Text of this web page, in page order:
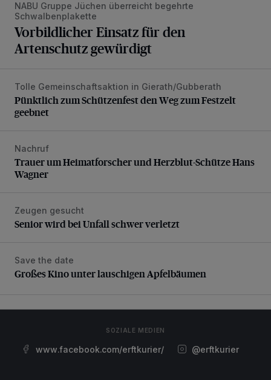
NABU Gruppe Jüchen überreicht begehrte
Schwalbenplakette
Vorbildlicher Einsatz für den
Artenschutz gewürdigt
Pünktlich zum Schützenfest den Weg zum Festzelt
Tolle Gemeinschaftsaktion in Gierath/Gubberath
Pünktlich zum Schützenfest den Weg zum Festzelt
geebnet
Trauer um Heimatforscher und Herzblut-Schütze Hans
Nachruf
Trauer um Heimatforscher und Herzblut-Schütze Hans
Wagner
Senior wird bei Unfall schwer verletzt
Zeugen gesucht
Senior wird bei Unfall schwer verletzt
Großes Kino unter lauschigen Apfelbäumen
Save the date
Großes Kino unter lauschigen Apfelbäumen
SOZIALE MEDIEN
www.facebook.com/erftkurier/ @erftkurier